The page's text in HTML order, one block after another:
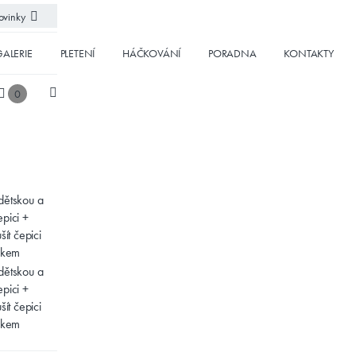
PLETENÍ HÁČKOVÁNÍ PORADNA KONTAKTY
0